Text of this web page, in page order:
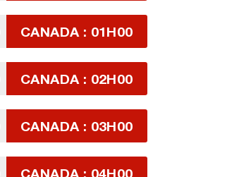
CANADA : 01H00
CANADA : 02H00
CANADA : 03H00
CANADA : 04H00